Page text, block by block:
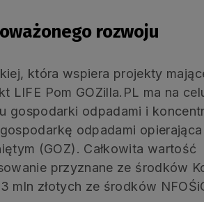
rozwoju
która wspiera projekty
LIFE Pom GOZilla.PL ma na
odpadami i
odpadami
(GOZ). Całkowita wartość
przyznane ze środków
mln złotych ze środków